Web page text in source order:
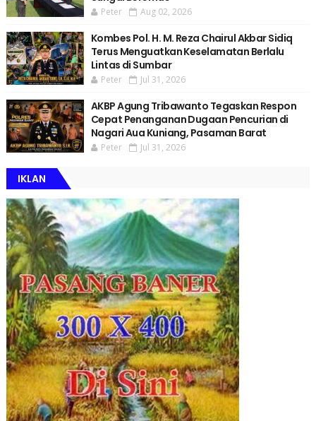
Peter Aug 02, 2026
Kombes Pol. H. M. Reza Chairul Akbar Sidiq
Terus Menguatkan Keselamatan Berlalu
Lintas di Sumbar
Peter Jul 31, 2026
AKBP Agung Tribawanto Tegaskan Respon
Cepat Penanganan Dugaan Pencurian di
Nagari Aua Kuniang, Pasaman Barat
Peter Jul 31, 2026
IKLAN